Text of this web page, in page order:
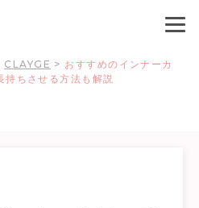
CLAYGE > おすすめのインナーカ
持ちさせる方法も解説